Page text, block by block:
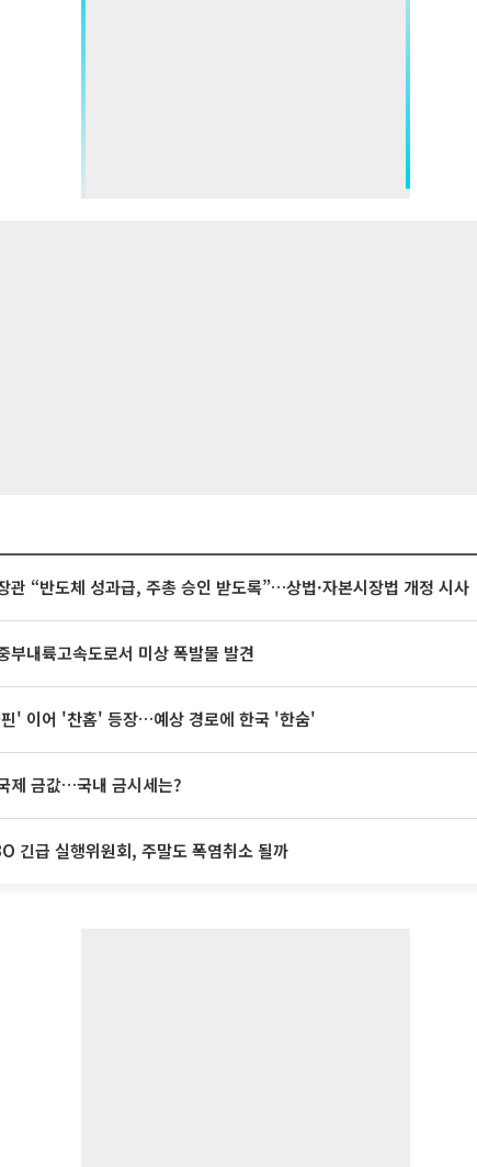
관 “반도체 성과급, 주총 승인 받도록”…상법·자본시장법 개정 시사
부내륙고속도로서 미상 폭발물 발견
' 이어 '찬홈' 등장…예상 경로에 한국 '한숨'
제 금값…국내 금시세는?
긴급 실행위원회, 주말도 폭염취소 될까